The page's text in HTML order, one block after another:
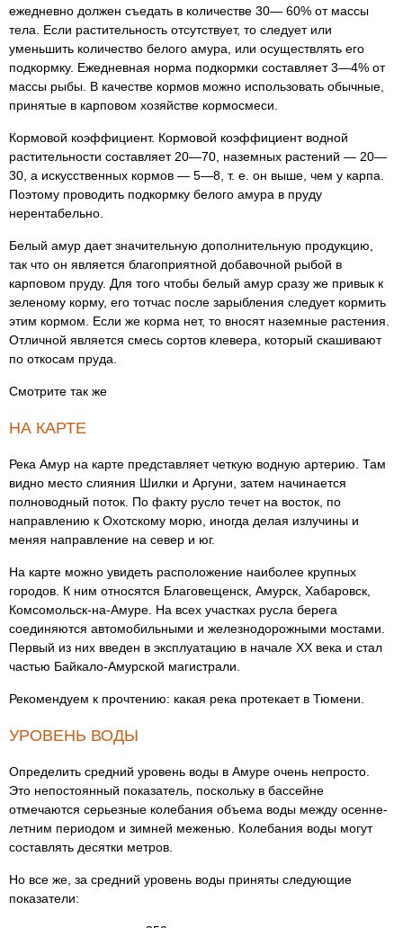
ежедневно должен съедать в количестве 30— 60% от массы
тела. Если растительность отсутствует, то следует или
уменьшить количество белого амура, или осуществлять его
подкормку. Ежедневная норма подкормки составляет 3—4% от
массы рыбы. В качестве кормов можно использовать обычные,
принятые в карповом хозяйстве кормосмеси.
Кормовой коэффициент. Кормовой коэффициент водной
растительности составляет 20—70, наземных растений — 20—
30, а искусственных кормов — 5—8, т. е. он выше, чем у карпа.
Поэтому проводить подкормку белого амура в пруду
нерентабельно.
Белый амур дает значительную дополнительную продукцию,
так что он является благоприятной добавочной рыбой в
карповом пруду. Для того чтобы белый амур сразу же привык к
зеленому корму, его тотчас после зарыбления следует кормить
этим кормом. Если же корма нет, то вносят наземные растения.
Отличной является смесь сортов клевера, который скашивают
по откосам пруда.
Смотрите так же
НА КАРТЕ
Река Амур на карте представляет четкую водную артерию. Там
видно место слияния Шилки и Аргуни, затем начинается
полноводный поток. По факту русло течет на восток, по
направлению к Охотскому морю, иногда делая излучины и
меняя направление на север и юг.
На карте можно увидеть расположение наиболее крупных
городов. К ним относятся Благовещенск, Амурск, Хабаровск,
Комсомольск-на-Амуре. На всех участках русла берега
соединяются автомобильными и железнодорожными мостами.
Первый из них введен в эксплуатацию в начале XX века и стал
частью Байкало-Амурской магистрали.
Рекомендуем к прочтению: какая река протекает в Тюмени.
УРОВЕНЬ ВОДЫ
Определить средний уровень воды в Амуре очень непросто.
Это непостоянный показатель, поскольку в бассейне
отмечаются серьезные колебания объема воды между осенне-
летним периодом и зимней меженью. Колебания воды могут
составлять десятки метров.
Но все же, за средний уровень воды приняты следующие
показатели: